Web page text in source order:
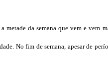
metade da semana que vem e
No fim de semana, apesar de